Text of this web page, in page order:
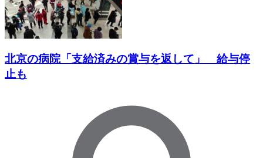
北京の病院「支給済みの賞与を返して」 給与停
止も